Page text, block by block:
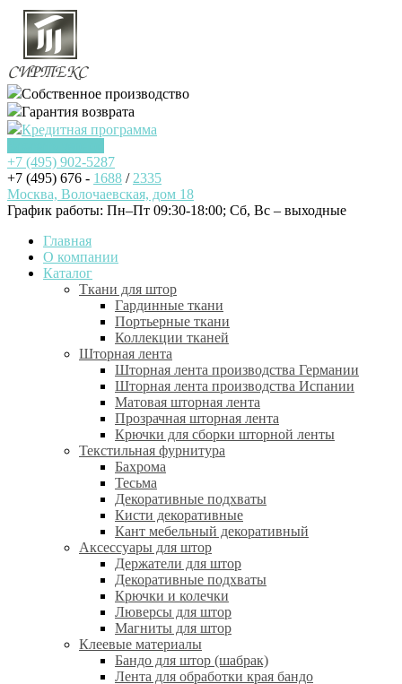
Собственное производство
Гарантия возврата
Кредитная программа
+7 (495) 902-5287
+7 (495) 676 - 1688 / 2335
Москва, Волочаевская, дом 18
График работы: Пн–Пт 09:30-18:00; Cб, Вс – выходные
Главная
О компании
Каталог
Ткани для штор
Гардинные ткани
Портьерные ткани
Коллекции тканей
Шторная лента
Шторная лента производства Германии
Шторная лента производства Испании
Матовая шторная лента
Прозрачная шторная лента
Крючки для сборки шторной ленты
Текстильная фурнитура
Бахрома
Тесьма
Декоративные подхваты
Кисти декоративные
Кант мебельный декоративный
Аксессуары для штор
Держатели для штор
Декоративные подхваты
Крючки и колечки
Люверсы для штор
Магниты для штор
Клеевые материалы
Бандо для штор (шабрак)
Лента для обработки края бандо